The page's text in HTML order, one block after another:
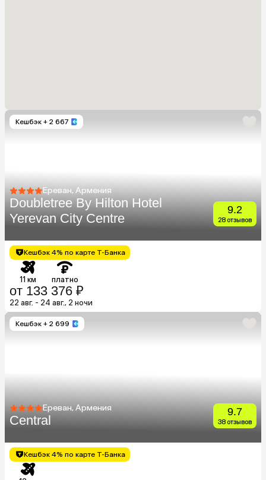
Кешбэк + 2 667
Ереван, Армения
Doubletree By Hilton Hotel
Yerevan City Centre
9.2
28 отзывов
Кешбэк 4% по карте Т-Банка
11 км платно
от 133 376 ₽
22 авг. - 24 авг., 2 ночи
Кешбэк + 2 699
Ереван, Армения
Central
9.7
38 отзывов
Кешбэк 4% по карте Т-Банка